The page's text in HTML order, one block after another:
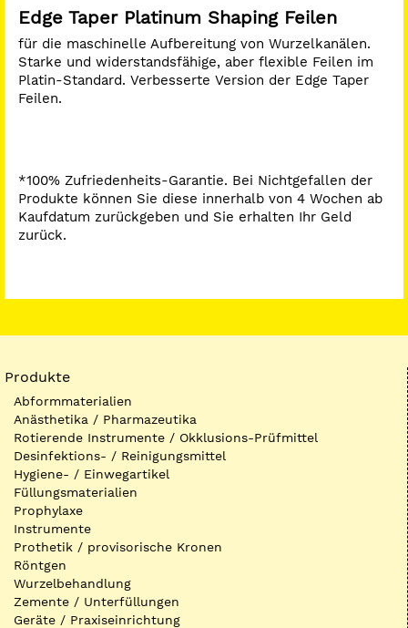
Edge Taper Platinum Shaping Feilen
für die maschinelle Aufbereitung von Wurzelkanälen.
Starke und widerstandsfähige, aber flexible Feilen im
Platin-Standard. Verbesserte Version der Edge Taper
Feilen.
*100% Zufriedenheits-Garantie. Bei Nichtgefallen der
Produkte können Sie diese innerhalb von 4 Wochen ab
Kaufdatum zurückgeben und Sie erhalten Ihr Geld
zurück.
Produkte
Abformmaterialien
Anästhetika / Pharmazeutika
Rotierende Instrumente / Okklusions-Prüfmittel
Desinfektions- / Reinigungsmittel
Hygiene- / Einwegartikel
Füllungsmaterialien
Prophylaxe
Instrumente
Prothetik / provisorische Kronen
Röntgen
Wurzelbehandlung
Zemente / Unterfüllungen
Geräte / Praxiseinrichtung